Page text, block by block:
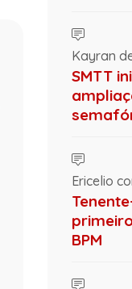
Kayran
SMTT
Ericelio
BPM